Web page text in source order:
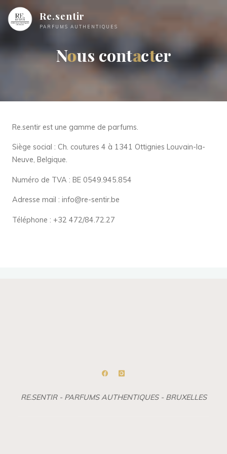
Re.sentir
PARFUMS AUTHENTIQUES
No
ous conta
act
ter
Re.sentir est une gamme de parfums.
Siège social : Ch. coutures 4 à 1341 Ottignies Louvain-la-
Neuve, Belgique.
Numéro de TVA : BE 0549.945.854
Adresse mail : info@re-sentir.be
Téléphone : +32 472/84.72.27
RE.SENTIR - PARFUMS AUTHENTIQUES - BRUXELLES